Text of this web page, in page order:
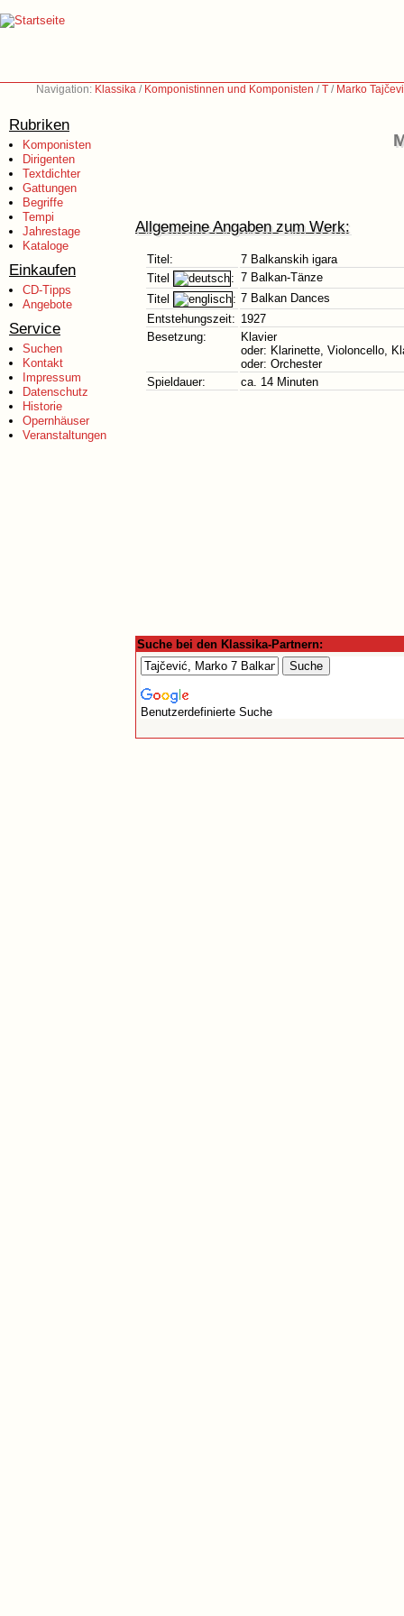
Navigation: Klassika / Komponistinnen und Komponisten /T / Marko
Rubriken
Komponisten
Dirigenten
Textdichter
Gattungen
Begriffe
Tempi
Jahrestage
Kataloge
Einkaufen
CD-Tipps
Angebote
Service
Suchen
Kontakt
Impressum
Datenschutz
Historie
Opernhäuser
Veranstaltungen
Allgemeine Angaben zum Werk:
Titel:
7 Balkanskih igara
Titel
: 7 Balkan-Tänze
Titel
: 7 Balkan Dances
Entstehungszeit: 1927
Besetzung:
Klavier
oder: Klarinette, Violoncello,
oder: Orchester
Spieldauer:
ca. 14 Minuten
Suche bei den Klassika-Partnern:
Benutzerdefinierte Suche